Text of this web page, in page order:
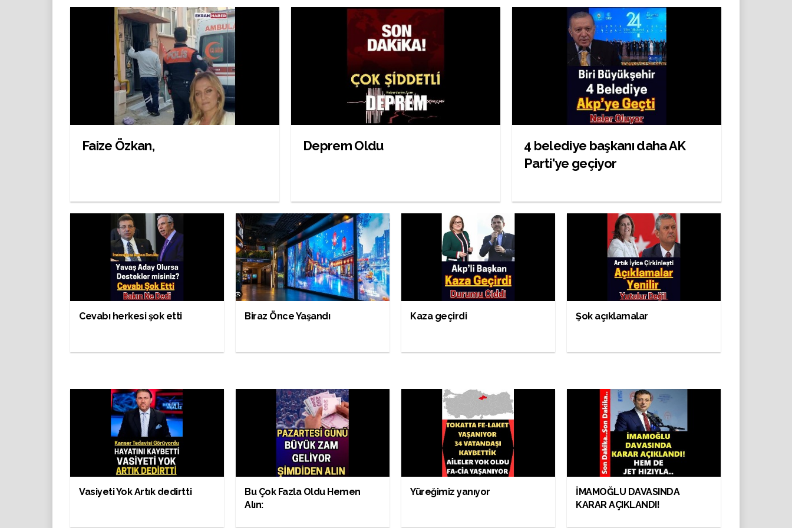
Faize Özkan, Deprem Oldu
4 belediye başkanı daha AK
Parti'ye geçiyor
Cevabı herkesi şok etti Biraz Önce Yaşandı Kaza geçirdi Şok açıklamalar
Vasiyeti Yok Artık dedirtti
Bu Çok Fazla Oldu Hemen
Alın:
Yüreğimiz yanıyor
İMAMOĞLU DAVASINDA
KARAR AÇIKLANDI!